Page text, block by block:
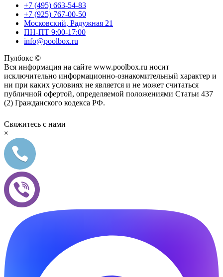
+7 (495) 663-54-83
+7 (925) 767-00-50
Московский, Радужная 21
ПН-ПТ 9:00-17:00
info@poolbox.ru
Пулбокс ©
Вся информация на сайте www.poolbox.ru носит
исключительно информационно-ознакомительный характер и
ни при каких условиях не является и не может считаться
публичной офертой, определяемой положениями Статьи 437
(2) Гражданского кодекса РФ.
Свяжитесь с нами
×